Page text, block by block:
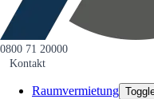
0800 71 20000
Kontakt
Raumvermietung